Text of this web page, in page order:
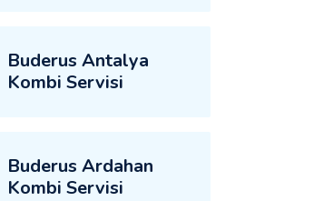
Buderus Antalya
Kombi Servisi
Buderus Ardahan
Kombi Servisi